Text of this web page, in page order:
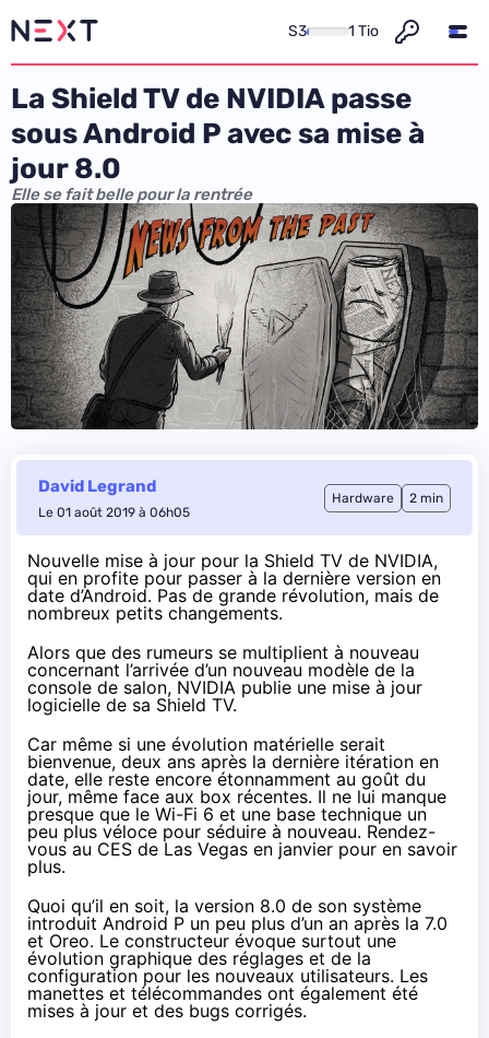
S3 1 Tio
La Shield TV de NVIDIA passe
sous Android P avec sa mise à
jour 8.0
Elle se fait belle pour la rentrée
David Legrand
Le 01 août 2019 à 06h05
Hardware 2 min
Nouvelle mise à jour pour la Shield TV de NVIDIA,
qui en profite pour passer à la dernière version en
date d’Android. Pas de grande révolution, mais de
nombreux petits changements.
Alors que des rumeurs se multiplient à nouveau
concernant l’arrivée d’un nouveau modèle de la
console de salon, NVIDIA publie une mise à jour
logicielle de sa Shield TV.
Car même si une évolution matérielle serait
bienvenue, deux ans après la dernière itération en
date, elle reste encore étonnamment au goût du
jour, même face aux box récentes. Il ne lui manque
presque que le Wi-Fi 6 et une base technique un
peu plus véloce pour séduire à nouveau. Rendez-
vous au CES de Las Vegas en janvier pour en savoir
plus.
Quoi qu’il en soit, la version 8.0 de son système
introduit Android P un peu plus d’un an après la 7.0
et Oreo. Le constructeur évoque surtout une
évolution graphique des réglages et de la
configuration pour les nouveaux utilisateurs. Les
manettes et télécommandes ont également été
mises à jour et des bugs corrigés.